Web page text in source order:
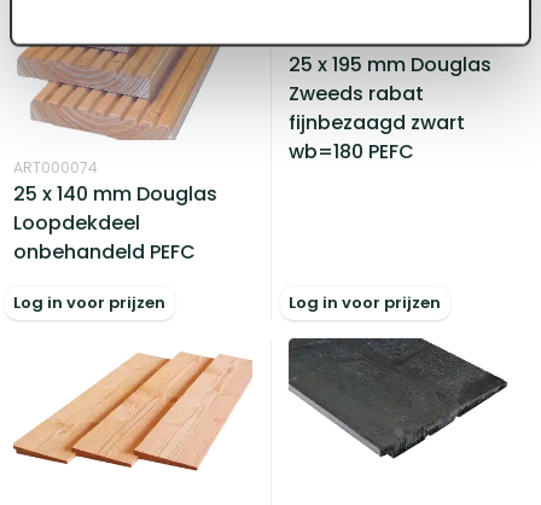
ART000074
25 x 140 mm Douglas
Loopdekdeel
onbehandeld PEFC
Log in voor prijzen
25 x 195 mm Douglas
Zweeds rabat
fijnbezaagd zwart
wb=180 PEFC
Log in voor prijzen